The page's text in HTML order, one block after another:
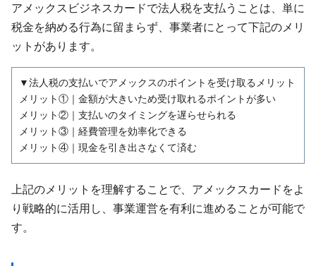
アメックスビジネスカードで法人税を支払うことは、単に
税金を納める行為に留まらず、事業者にとって下記のメリ
ットがあります。
▼法人税の支払いでアメックスのポイントを受け取るメリット
メリット①｜金額が大きいため受け取れるポイントが多い
メリット②｜支払いのタイミングを遅らせられる
メリット③｜経費管理を効率化できる
メリット④｜現金を引き出さなくて済む
上記のメリットを理解することで、アメックスカードをよ
り戦略的に活用し、事業運営を有利に進めることが可能で
す。